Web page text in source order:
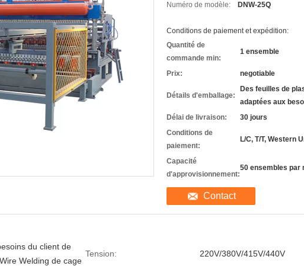
Numéro de modèle:
DNW-25Q
Conditions de paiement et expédition:
Quantité de
commande min:
1 ensemble
Prix: negotiable
Détails d'emballage:
Des feuilles de
adaptées aux
Délai de livraison:
30 jours
Conditions de
paiement:
L/C, T/T, Western
Capacité
d'approvisionnement:
50 ensembles par
Contact
du client de
Welding de cage
Tension: 220V/380V/415V/440V